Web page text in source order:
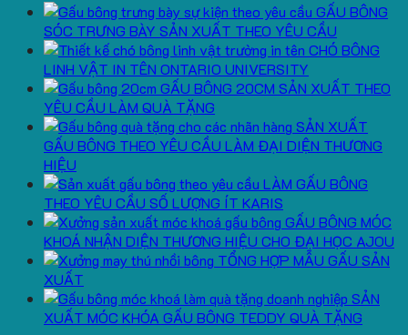
GẤU BÔNG
SÓC TRƯNG BÀY SẢN XUẤT THEO YÊU CẦU
CHÓ BÔNG
LINH VẬT IN TÊN ONTARIO UNIVERSITY
GẤU BÔNG 20CM SẢN XUẤT THEO
YÊU CẦU LÀM QUÀ TẶNG
SẢN XUẤT
GẤU BÔNG THEO YÊU CẦU LÀM ĐẠI DIỆN THƯƠNG
HIỆU
LÀM GẤU BÔNG
THEO YÊU CẦU SỐ LƯỢNG ÍT KARIS
GẤU BÔNG MÓC
KHOÁ NHẬN DIỆN THƯƠNG HIỆU CHO ĐẠI HỌC AJOU
TỔNG HỢP MẪU GẤU SẢN
XUẤT
SẢN
XUẤT MÓC KHÓA GẤU BÔNG TEDDY QUÀ TẶNG